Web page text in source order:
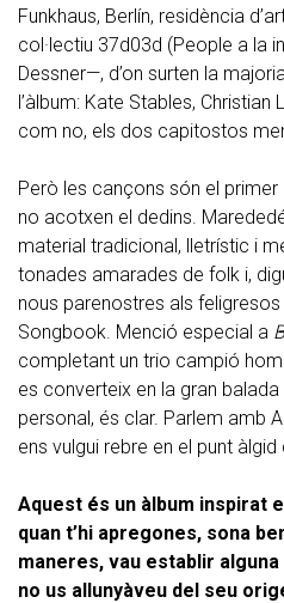
Funkhaus, Berlín, residència
col·lectiu 37d03d (People a la
Dessner—, d’on surten la
l’àlbum: Kate Stables, Christian
com no, els dos capitostos
Però les cançons són el primer
no acotxen el dedins.
material tradicional, lletrístic i
tonades amarades de folk i,
nous parenostres als
Songbook. Menció especial a
completant un trio campió
es converteix en la gran
personal, és clar. Parlem amb
ens vulgui rebre en el punt
Aquest és un àlbum inspirat
quan t’hi apregones, sona
maneres, vau establir
no us allunyàveu del seu